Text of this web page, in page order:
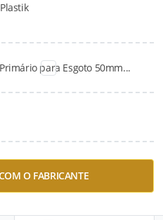
para Esgoto 50mm...
O FABRICANTE
Download